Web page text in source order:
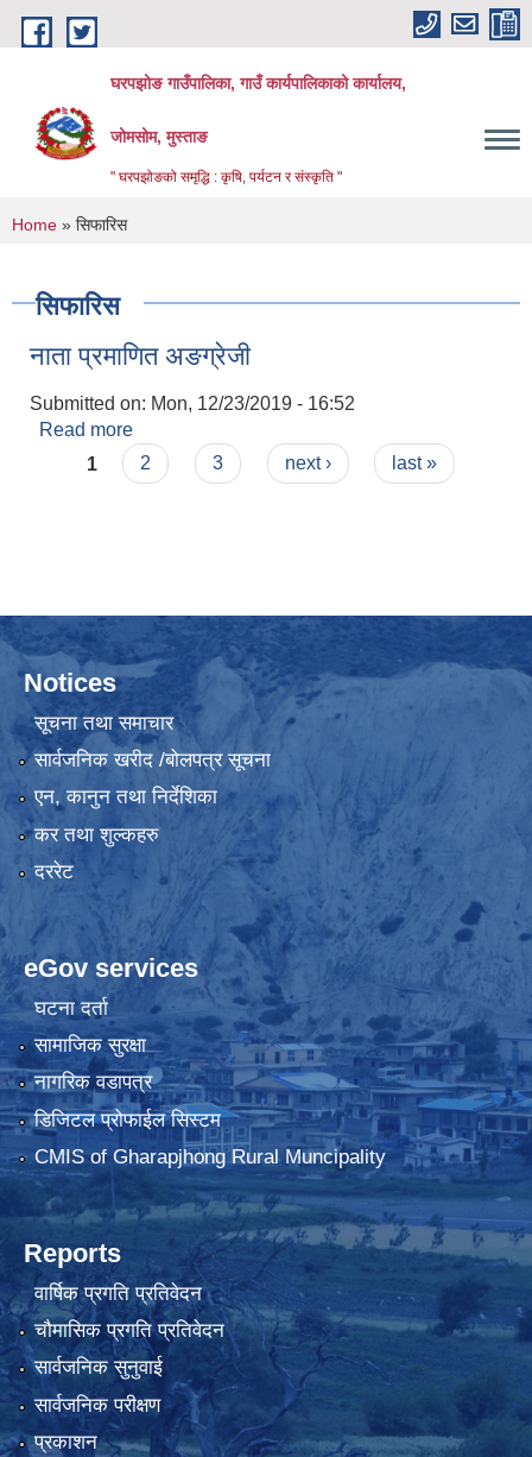
Skip to main content
घरपझोङ गाउँपालिका, गाउँ कार्यपालिकाको कार्यालय,
जोमसोम, मुस्ताङ
" घरपझोङको समृद्धि : कृषि, पर्यटन र संस्कृति "
You are here
Home » सिफारिस
सिफारिस
नाता प्रमाणित अङग्रेजी
Submitted on: Mon, 12/23/2019 - 16:52
Read more
Pages
1 2 3 next › last »
Notices
सूचना तथा समाचार
सार्वजनिक खरीद /बोलपत्र सूचना
एन, कानुन तथा निर्देशिका
कर तथा शुल्कहरु
दररेट
eGov services
घटना दर्ता
सामाजिक सुरक्षा
नागरिक वडापत्र
डिजिटल प्रोफाईल सिस्टम
CMIS of Gharapjhong Rural Muncipality
Reports
वार्षिक प्रगति प्रतिवेदन
चौमासिक प्रगति प्रतिवेदन
सार्वजनिक सुनुवाई
सार्वजनिक परीक्षण
प्रकाशन